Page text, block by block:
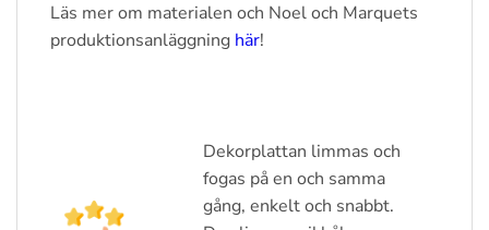
Läs mer om materialen och Noel och Marquets
produktionsanläggning här!
Dekorplattan limmas och
fogas på en och samma
gång, enkelt och snabbt.